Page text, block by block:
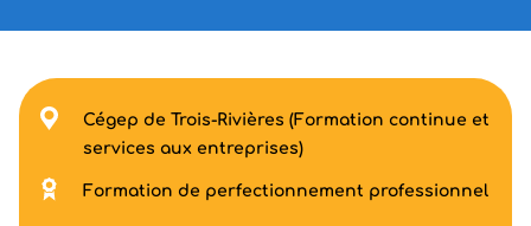
Cégep de Trois-Rivières (Formation continue et
services aux entreprises)
Formation de perfectionnement professionnel